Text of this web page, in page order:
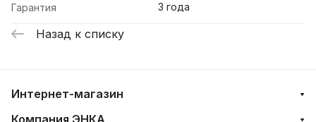
Гарантия 3 года
Назад к списку
Интернет-магазин
Компания ЭНКА